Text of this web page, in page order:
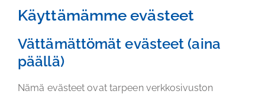
Käyttämämme evästeet
Vättämättömät evästeet (aina
päällä)
Nämä evästeet ovat tarpeen verkkosivuston